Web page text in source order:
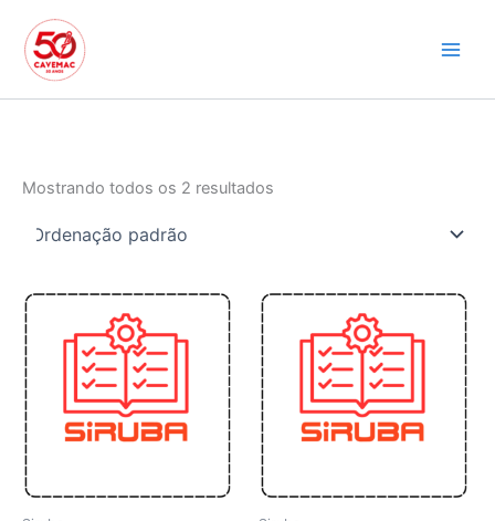
para
Mostrando todos os 2 resultados